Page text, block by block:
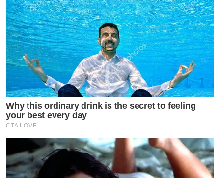
Why this ordinary drink is the secret to feeling
your best every day
CTA LOVE